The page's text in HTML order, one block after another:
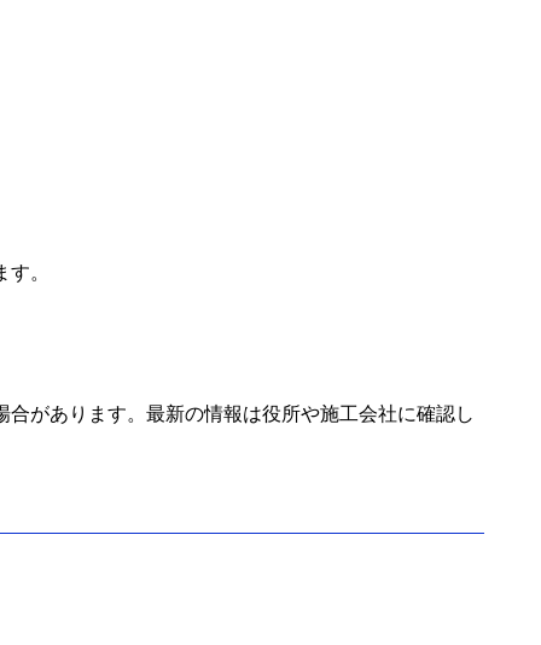
。
があります。最新の情報は役所や施工会社に確認し